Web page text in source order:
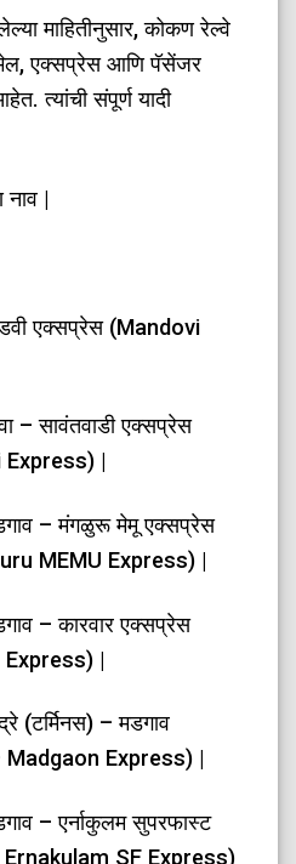
माहितीनुसार, कोकण रेल्वे
मेल, एक्सप्रेस आणि पॅसेंजर
त्यांची संपूर्ण यादी
|
एक्सप्रेस (Mandovi
– सावंतवाडी एक्सप्रेस
|
– मंगळुरू मेमू एक्सप्रेस
MEMU Express) |
– कारवार एक्सप्रेस
|
(टर्मिनस) – मडगाव
Madgaon Express) |
– एर्नाकुलम सुपरफास्ट
SF Express)